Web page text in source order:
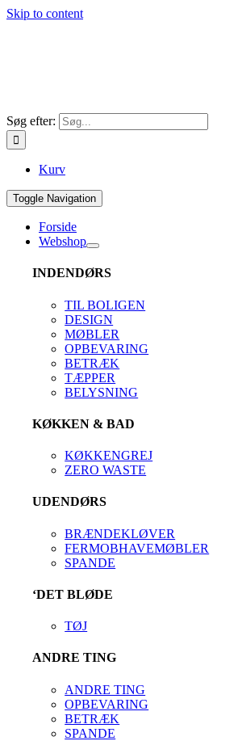
Skip to content
Søg efter:
Kurv
Toggle Navigation
Forside
Webshop
INDENDØRS
TIL BOLIGEN
DESIGN
MØBLER
OPBEVARING
BETRÆK
TÆPPER
BELYSNING
KØKKEN & BAD
KØKKENGREJ
ZERO WASTE
UDENDØRS
BRÆNDEKLØVER
FERMOBHAVEMØBLER
SPANDE
‘DET BLØDE
TØJ
ANDRE TING
ANDRE TING
OPBEVARING
BETRÆK
SPANDE